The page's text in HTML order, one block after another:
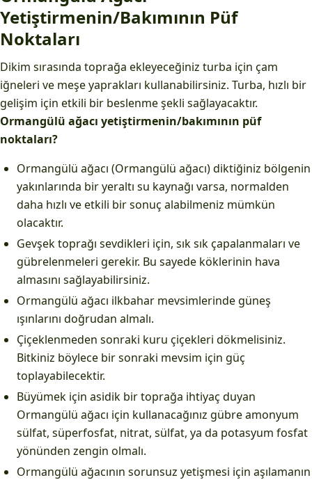
Yetiştirmenin/Bakımının Püf
Noktaları
Dikim sırasında toprağa ekleyeceğiniz turba için çam
iğneleri ve meşe yaprakları kullanabilirsiniz. Turba, hızlı bir
gelişim için etkili bir beslenme şekli sağlayacaktır.
Ormangülü ağacı yetiştirmenin/bakımının püf
noktaları?
Ormangülü ağacı (Ormangülü ağacı) diktiğiniz bölgenin
yakınlarında bir yeraltı su kaynağı varsa, normalden
daha hızlı ve etkili bir sonuç alabilmeniz mümkün
olacaktır.
Gevşek toprağı sevdikleri için, sık sık çapalanmaları ve
gübrelenmeleri gerekir. Bu sayede köklerinin hava
almasını sağlayabilirsiniz.
Ormangülü ağacı ilkbahar mevsimlerinde güneş
ışınlarını doğrudan almalı.
Çiçeklenmeden sonraki kuru çiçekleri dökmelisiniz.
Bitkiniz böylece bir sonraki mevsim için güç
toplayabilecektir.
Büyümek için asidik bir toprağa ihtiyaç duyan
Ormangülü ağacı için kullanacağınız gübre amonyum
sülfat, süperfosfat, nitrat, sülfat, ya da potasyum fosfat
yönünden zengin olmalı.
Ormangülü ağacının sorunsuz yetişmesi için aşılamanın